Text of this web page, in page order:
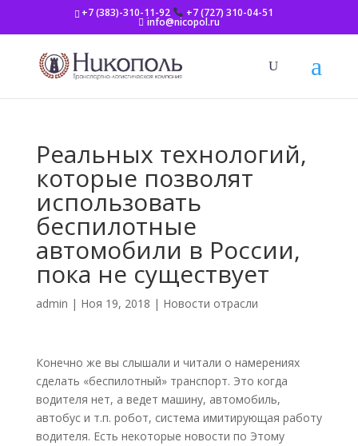
+7 (383)-310-11-92 +7 (727) 310-04-51
info@nicopol.ru
Реальных технологий,
которые позволят
использовать
беспилотные
автомобили в России,
пока не существует
admin | Ноя 19, 2018 | Новости отрасли
Конечно же вы слышали и читали о намерениях
сделать «беспилотный» транспорт. Это когда
водителя нет, а ведет машину, автомобиль,
автобус и т.п. робот, система имитирующая работу
водителя. Есть некоторые новости по Этому